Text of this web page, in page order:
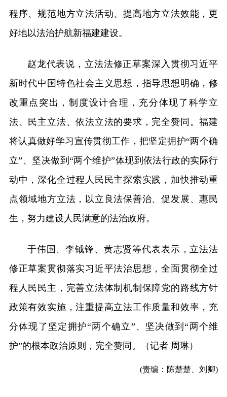
程序、规范地方立法活动、提高地方立法效能，更
好地以法治护航新福建建设。
赵龙代表说，立法法修正草案深入贯彻习近平
新时代中国特色社会主义思想，指导思想明确，修
改重点突出，制度设计合理，充分体现了科学立
法、民主立法、依法立法的要求，完全赞同。福建
将认真做好学习宣传贯彻工作，把坚定拥护“两个确
立”、坚决做到“两个维护”体现到依法行政的实际行
动中，深化全过程人民民主探索实践，加快推动重
点领域地方立法，以立良法保善治、促发展、惠民
生，努力建设人民满意的法治政府。
于伟国、李钺锋、黄志贤等代表表示，立法法
修正草案贯彻落实习近平法治思想，全面贯彻全过
程人民民主，完善立法体制机制保障党的路线方针
政策有效实施，注重提高立法工作质量和效率，充
分体现了坚定拥护“两个确立”、坚决做到“两个维
护”的根本政治原则，完全赞同。（记者 周琳）
(责编：陈楚楚、刘卿)